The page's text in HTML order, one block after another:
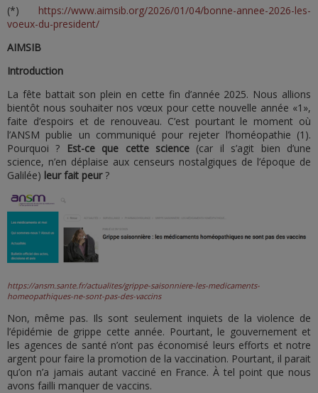
(*) https://www.aimsib.org/2026/01/04/bonne-annee-2026-les-
voeux-du-president/
AIMSIB
Introduction
La fête battait son plein en cette fin d’année 2025. Nous allions
bientôt nous souhaiter nos vœux pour cette nouvelle année «1»,
faite d’espoirs et de renouveau. C’est pourtant le moment où
l’ANSM publie un communiqué pour rejeter l’homéopathie (1).
Pourquoi ?
Est-ce que cette science (car il s’agit bien d’une
science, n’en déplaise aux censeurs nostalgiques de l’époque de
Galilée) leur fait peur?
https://ansm.sante.fr/actualites/grippe-saisonniere-les-medicaments-
homeopathiques-ne-sont-pas-des-vaccins
Non, même pas. Ils sont seulement inquiets de la violence de
l’épidémie de grippe cette année. Pourtant, le gouvernement et
les agences de santé n’ont pas économisé leurs efforts et notre
argent pour faire la promotion de la vaccination. Pourtant, il parait
qu’on n’a jamais autant vacciné en France. À tel point que nous
avons failli manquer de vaccins.